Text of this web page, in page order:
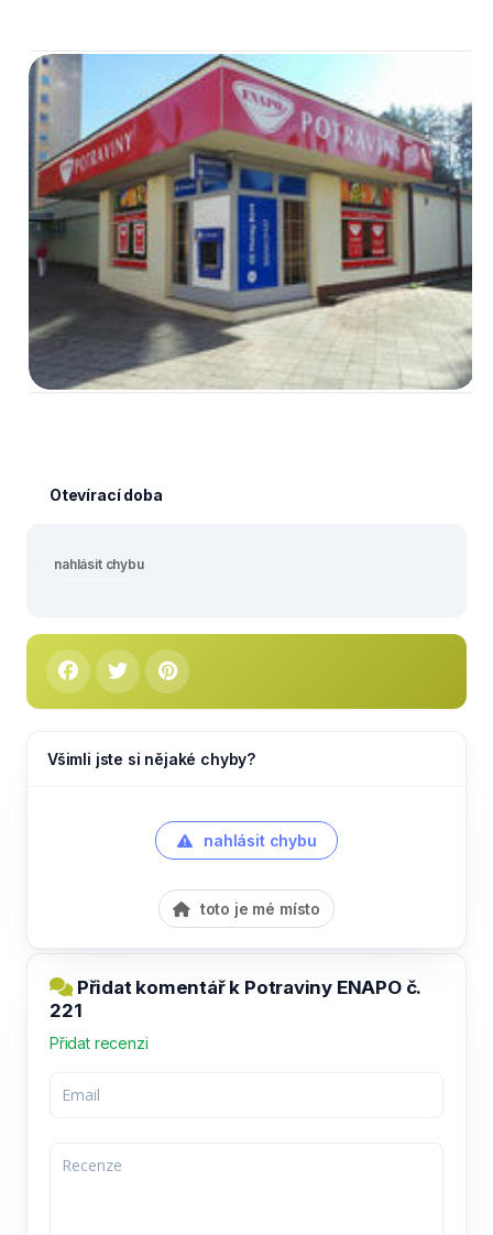
Otevírací doba
nahlásit chybu
Všimli jste si nějaké chyby?
nahlásit chybu
toto je mé místo
Přidat komentář k Potraviny ENAPO č.
221
Přidat recenzi